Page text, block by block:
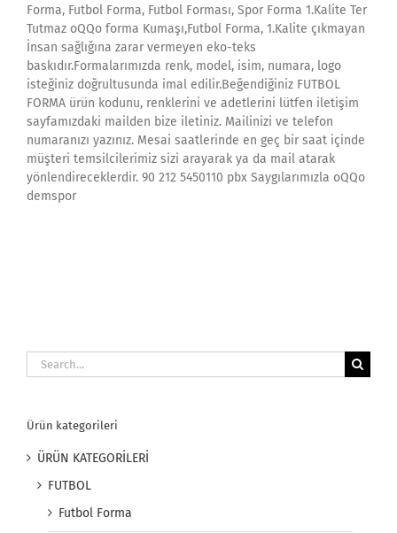
Forma, Futbol Forma, Futbol Forması, Spor Forma 1.Kalite Ter
Tutmaz oQQo forma Kumaşı,Futbol Forma, 1.Kalite çıkmayan
İnsan sağlığına zarar vermeyen eko-teks
baskıdır.Formalarımızda renk, model, isim, numara, logo
isteğiniz doğrultusunda imal edilir.Beğendiğiniz FUTBOL
FORMA ürün kodunu, renklerini ve adetlerini lütfen iletişim
sayfamızdaki mailden bize iletiniz. Mailinizi ve telefon
numaranızı yazınız. Mesai saatlerinde en geç bir saat içinde
müşteri temsilcilerimiz sizi arayarak ya da mail atarak
yönlendireceklerdir. 90 212 5450110 pbx Saygılarımızla oQQo
demspor
Search
for:
Ürün kategorileri
ÜRÜN KATEGORİLERİ
FUTBOL
Futbol Forma